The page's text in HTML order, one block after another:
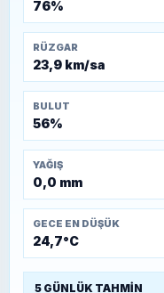
76%
RÜZGAR
23,9 km/sa
BULUT
56%
YAĞIŞ
0,0 mm
GECE EN DÜŞÜK
24,7°C
5 GÜNLÜK TAHMIN